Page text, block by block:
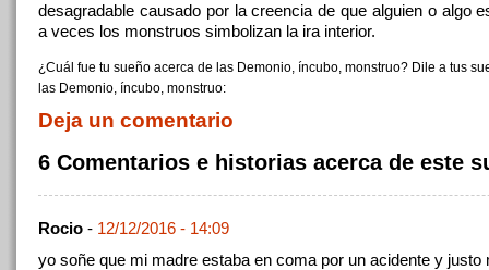
desagradable causado por la creencia de que alguien o algo
a veces los monstruos simbolizan la ira interior.
¿Cuál fue tu sueño acerca de las Demonio, íncubo, monstruo? Dile a tus
las Demonio, íncubo, monstruo:
Deja un comentario
6 Comentarios e historias acerca de este
Rocio - 12/12/2016 - 14:09
yo soñe que mi madre estaba en coma por un acidente y justo